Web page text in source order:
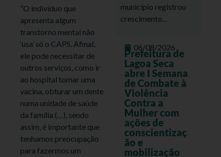
“O indivíduo que
apresenta algum
transtorno mental não
‘usa’ só o CAPS. Afinal,
ele pode necessitar de
outros serviços, como ir
ao hospital tomar uma
vacina, obturar um dente
numa unidade de saúde
da família (…), sendo
assim, é importante que
tenhamos preocupação
para fazermos um
município registrou
crescimento...
06/08/2026
Prefeitura de
Lagoa Seca
abre I Semana
de Combate à
Violência
Contra a
Mulher com
ações de
conscientizaç
ão e
mobilização